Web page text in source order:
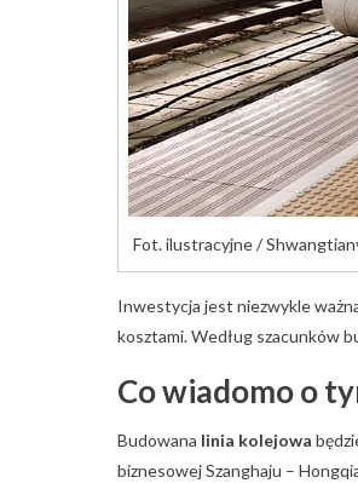
Fot. ilustracyjne /
Inwestycja jest niezwykle
kosztami. Według szacunków
Co wiadomo o
Budowana linia kolejowa
biznesowej Szanghaju –